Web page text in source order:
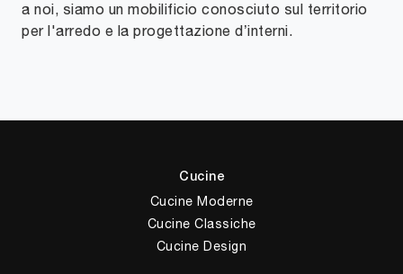
a noi, siamo un mobilificio conosciuto sul territorio
per l'arredo e la progettazione d’interni.
Cucine
Cucine Moderne
Cucine Classiche
Cucine Design